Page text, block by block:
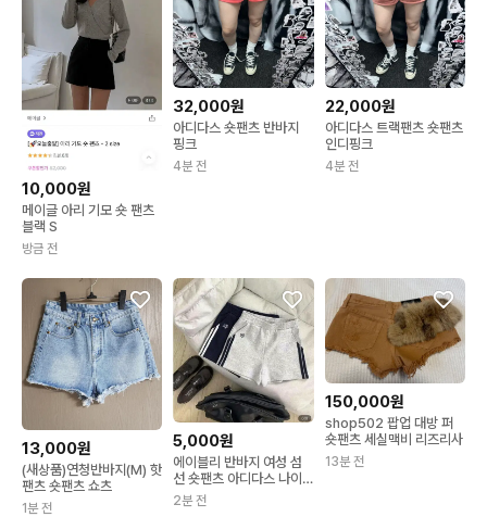
10,000원
메이글 아리 기모 숏 팬츠
블랙 S
방금 전
32,000원
아디다스 숏팬츠 반바지
핑크
4분 전
22,000원
아디다스 트랙팬츠 숏팬츠
인디핑크
4분 전
13,000원
(새상품)연청반바지(M) 핫
팬츠 숏팬츠 쇼츠
1분 전
5,000원
에이블리 반바지 여성 섬
선 숏팬츠 아디다스 나이
키
2분 전
150,000원
shop502 팝업 대방 퍼
숏팬츠 세실맥비 리즈리사
13분 전